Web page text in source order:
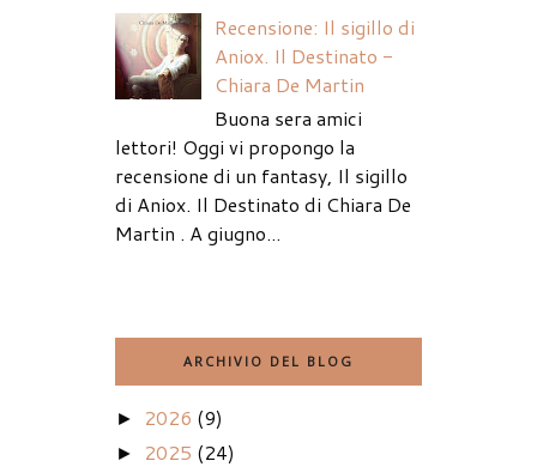
Recensione: Il sigillo di
Aniox. Il Destinato -
Chiara De Martin
Buona sera amici
lettori! Oggi vi propongo la
recensione di un fantasy, Il sigillo
di Aniox. Il Destinato di Chiara De
Martin . A giugno...
ARCHIVIO DEL BLOG
► 2026 (9)
► 2025 (24)